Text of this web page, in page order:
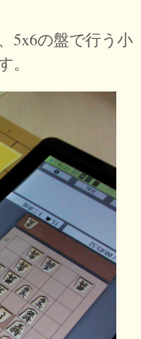
5x6の盤で行う小